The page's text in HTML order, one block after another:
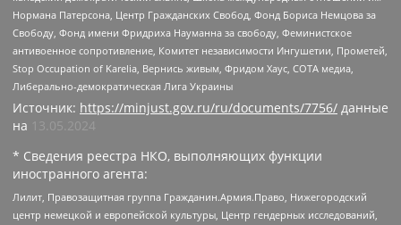
Нормана Патерсона, Центр Гражданских Свобод, Фонд Бориса Немцова за
Свободу, Фонд имени Фридриха Науманна за свободу, Феминистское
антивоенное сопротивление, Комитет независимости Ингушетии, Прометей,
Stop Occupation of Karelia, Вернись живым, Фридом Хаус, СОТА медиа,
Либерально-демократическая Лига Украины
Источник: https://minjust.gov.ru/ru/documents/7756/ данные
на
13.05.2024
* Сведения реестра НКО, выполняющих функции
иностранного агента:
Лилит, Правозащитная группа Гражданин.Армия.Право, Нижегородский
центр немецкой и европейской культуры, Центр гендерных исследований,